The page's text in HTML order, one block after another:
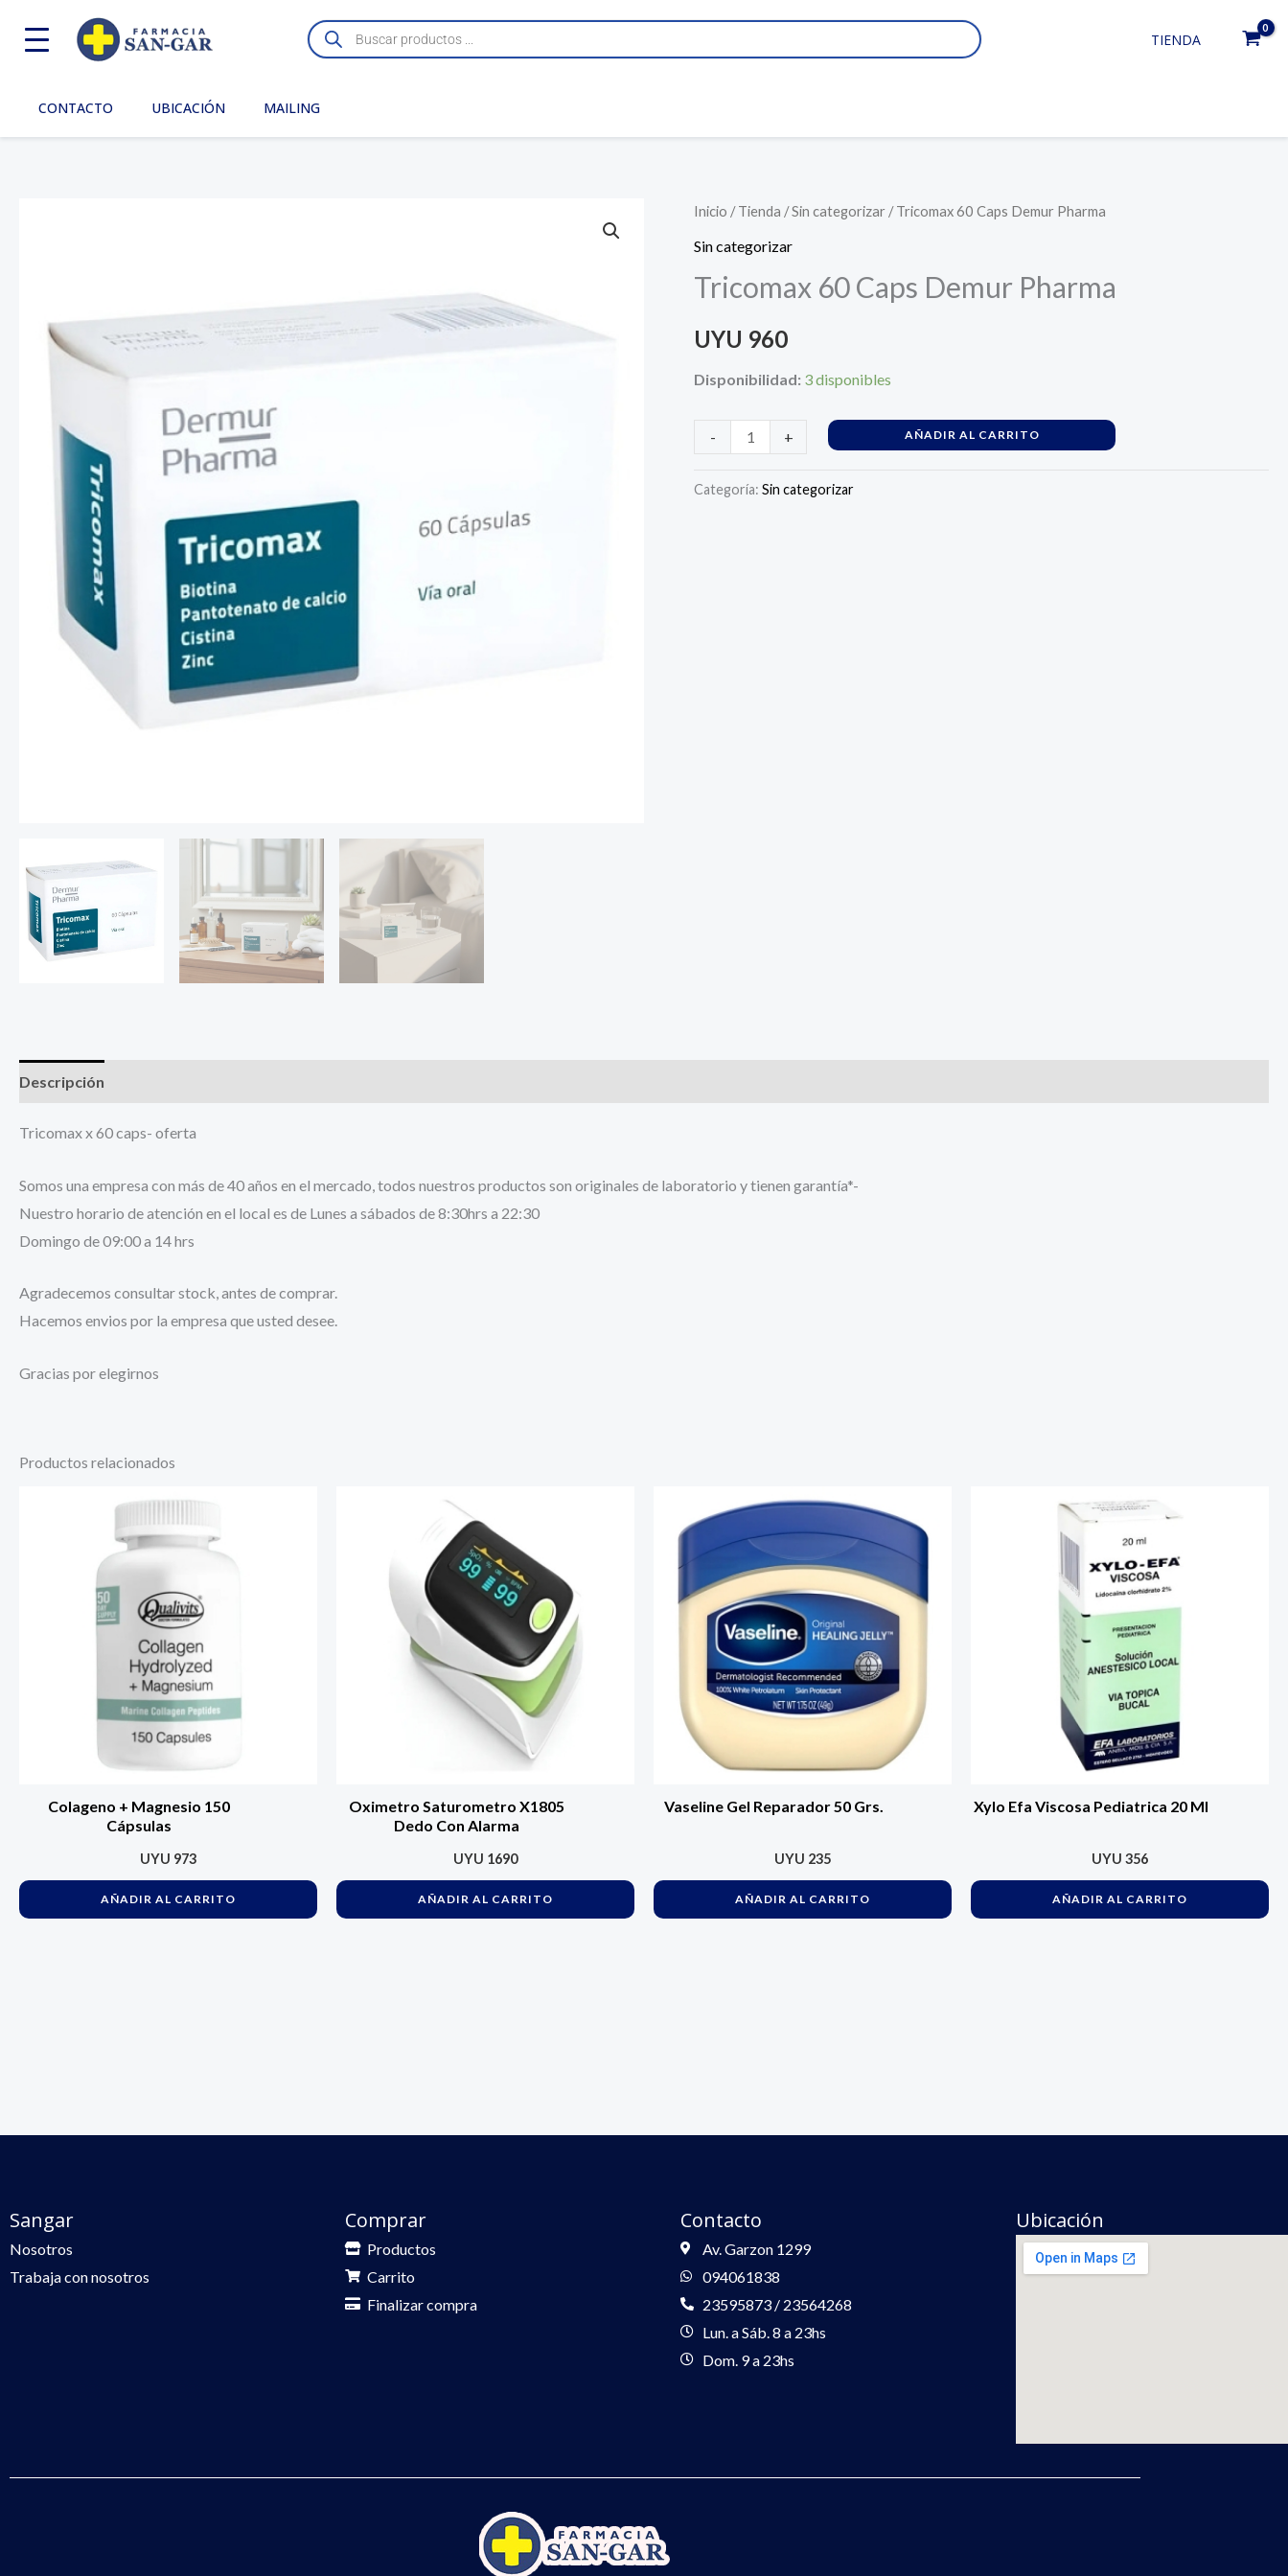
Búsqueda
de
productos
TIENDA
CONTACTO UBICACIÓN MAILING
Inicio /Tienda /Sin categorizar / Tricomax 60 Caps Demur Pharma
Sin categorizar
Tricomax 60 Caps Demur Pharma
UYU 960
Disponibilidad: 3 disponibles
-
Tricomax
60
Demur
cantidad
+ AÑADIR AL CARRITO
Categoría:Sin categorizar
Descripción
Tricomax x 60 caps- oferta
Somos una empresa con más de 40 años en el mercado, todos nuestros productos son originales de laboratorio y tienen garantía*-
Nuestro horario de atención en el local es de Lunes a sábados de 8:30hrs a 22:30
Domingo de 09:00 a 14 hrs
Agradecemos consultar stock, antes de comprar.
Hacemos envios por la empresa que usted desee.
Gracias por elegirnos
Productos relacionados
Colageno + Magnesio 150
Cápsulas
UYU 973
AÑADIR AL CARRITO
Oximetro Saturometro X1805
Dedo Con Alarma
UYU 1690
AÑADIR AL CARRITO
Vaseline Gel Reparador 50 Grs.
UYU 235
AÑADIR AL CARRITO
Xylo Efa Viscosa Pediatrica 20 Ml
UYU 356
AÑADIR AL CARRITO
Sangar
Nosotros
Trabaja con nosotros
Comprar
Productos
Carrito
Finalizar compra
Contacto
Av. Garzon 1299
094061838
23595873 / 23564268
Lun. a Sáb. 8 a 23hs
Dom. 9 a 23hs
Ubicación